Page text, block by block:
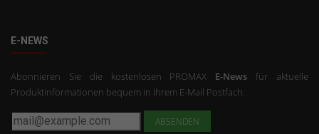
E-NEWS
Abonnieren Sie die kostenlosen PROMAX E-News für aktuelle
Produktinformationen bequem in Ihrem E-Mail Postfach.